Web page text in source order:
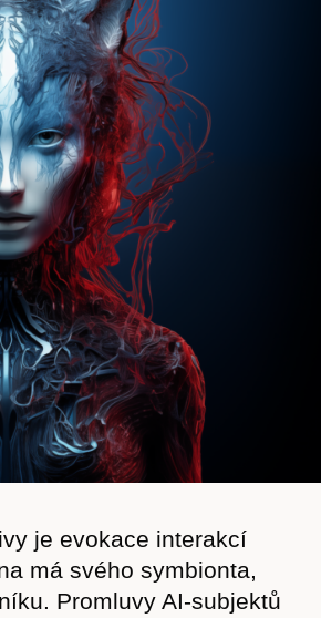
Akce
je evokace interakcí
má svého symbionta,
Promluvy AI-subjektů